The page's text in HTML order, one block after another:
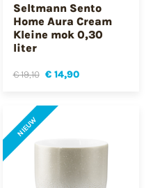
Seltmann Sento
Home Aura Cream
Kleine mok 0,30
liter
€ 19,10 € 14,90
NIEUW